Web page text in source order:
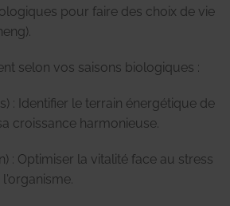
pour faire des choix de vie
selon vos saisons biologiques :
: Identifier le terrain énergétique de
croissance harmonieuse.
: Optimiser la vitalité face au stress